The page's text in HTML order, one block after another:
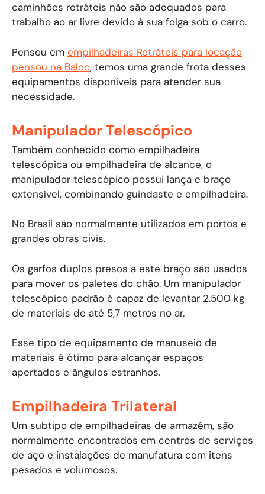
caminhões retráteis não são adequados para
trabalho ao ar livre devido à sua folga sob o carro.
Pensou em empilhadeiras Retráteis para locação
pensou na Baloc, temos uma grande frota desses
equipamentos disponíveis para atender sua
necessidade.
Manipulador Telescópico
Também conhecido como empilhadeira
telescópica ou empilhadeira de alcance, o
manipulador telescópico possui lança e braço
extensível, combinando guindaste e empilhadeira.
No Brasil são normalmente utilizados em portos e
grandes obras civis.
Os garfos duplos presos a este braço são usados ​​
para mover os paletes do chão. Um manipulador
telescópico padrão é capaz de levantar 2.500 kg
de materiais de até 5,7 metros no ar.
Esse tipo de equipamento de manuseio de
materiais é ótimo para alcançar espaços
apertados e ângulos estranhos.
Empilhadeira Trilateral
Um subtipo de empilhadeiras de armazém, são
normalmente encontrados em centros de serviços
de aço e instalações de manufatura com itens
pesados ​​e volumosos.